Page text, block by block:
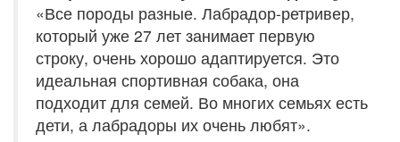
«Все породы разные. Лабрадор-ретривер,
который уже 27 лет занимает первую
строку, очень хорошо адаптируется. Это
идеальная спортивная собака, она
подходит для семей. Во многих семьях есть
дети, а лабрадоры их очень любят».